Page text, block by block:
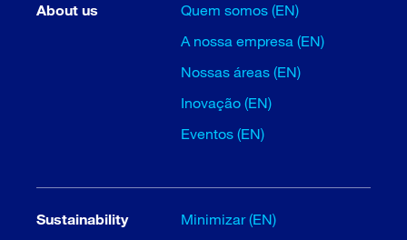
About us
Quem somos (EN)
A nossa empresa (EN)
Nossas áreas (EN)
Inovação (EN)
Eventos (EN)
Sustainability
Minimizar (EN)